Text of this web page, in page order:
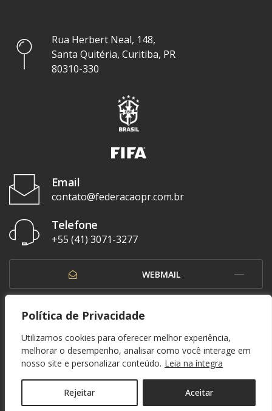
Política de Privacidade
Utilizamos cookies para oferecer melhor experiência,
melhorar o desempenho, analisar como você interage em
nosso site e personalizar conteúdo. Leia na íntegra
Rejeitar Aceitar
Rua Herbert Neal, 148,
Santa Quitéria, Curitiba, PR
80310-330
Email
contato@federacaopr.com.br
Telefone
+55 (41) 3071-3277
WEBMAIL
OUVIDORIA
© 1937 - 2026. Federação Paranaense de Futebol. Todos os direitos reservados. By